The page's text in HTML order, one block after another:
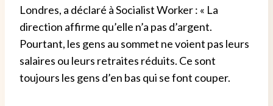
Londres, a déclaré à Socialist Worker : « La
direction affirme qu’elle n’a pas d’argent.
Pourtant, les gens au sommet ne voient pas leurs
salaires ou leurs retraites réduits. Ce sont
toujours les gens d’en bas qui se font couper.